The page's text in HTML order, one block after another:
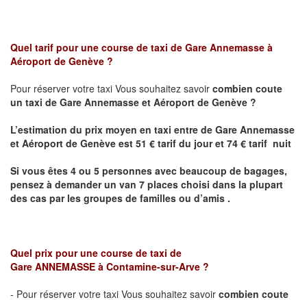
Quel tarif pour une course de taxi de Gare Annemasse à
Aéroport de Genève ?
Pour réserver votre taxi Vous souhaitez savoir combien coute
un taxi de Gare Annemasse et Aéroport de Genève ?
L’estimation du prix moyen en taxi entre de Gare Annemasse
et Aéroport de Genève est 51 € tarif du jour et 74 € tarif nuit
Si vous êtes 4 ou 5 personnes avec beaucoup de bagages,
pensez à demander un van 7 places choisi dans la plupart
des cas par les groupes de familles ou d’amis .
Quel prix pour une course de taxi de
Gare ANNEMASSE à Contamine-sur-Arve ?
- Pour réserver votre taxi Vous souhaitez savoir combien coute